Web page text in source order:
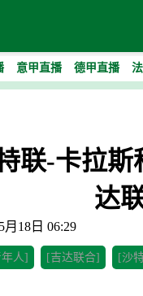
意甲直播 德甲直播
联-卡拉
达
18日 06:29
人] [吉达联合] [沙